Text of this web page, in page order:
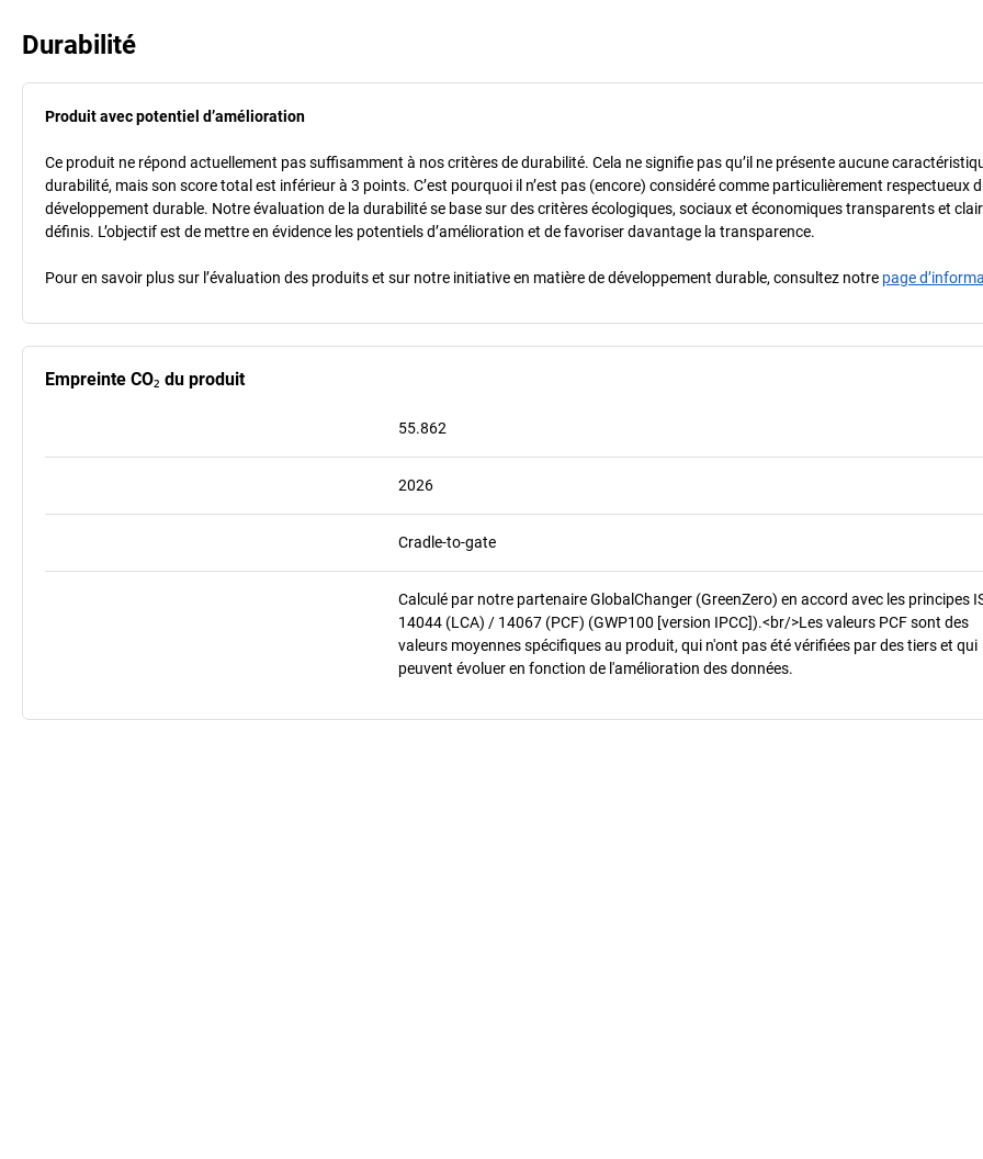
Durabilité
Produit avec potentiel d’amélioration
Ce produit ne répond actuellement pas suffisamment à nos critères de durabilité. Cela ne signifie pas qu’il ne présente aucune
durabilité, mais son score total est inférieur à 3 points. C’est pourquoi il n’est pas (encore) considéré comme particulièrement respectueux
développement durable. Notre évaluation de la durabilité se base sur des critères écologiques, sociaux et économiques transparents et
définis. L’objectif est de mettre en évidence les potentiels d’amélioration et de favoriser davantage la transparence.
Pour en savoir plus sur l’évaluation des produits et sur notre initiative en matière de développement durable, consultez notre page
Empreinte CO₂ du produit
55.862
2026
Cradle-to-gate
Calculé par notre partenaire GlobalChanger (GreenZero) en accord avec les principes
14044 (LCA) / 14067 (PCF) (GWP100 [version IPCC]).<br/>Les valeurs PCF sont des
valeurs moyennes spécifiques au produit, qui n'ont pas été vérifiées par des tiers et qui
peuvent évoluer en fonction de l'amélioration des données.